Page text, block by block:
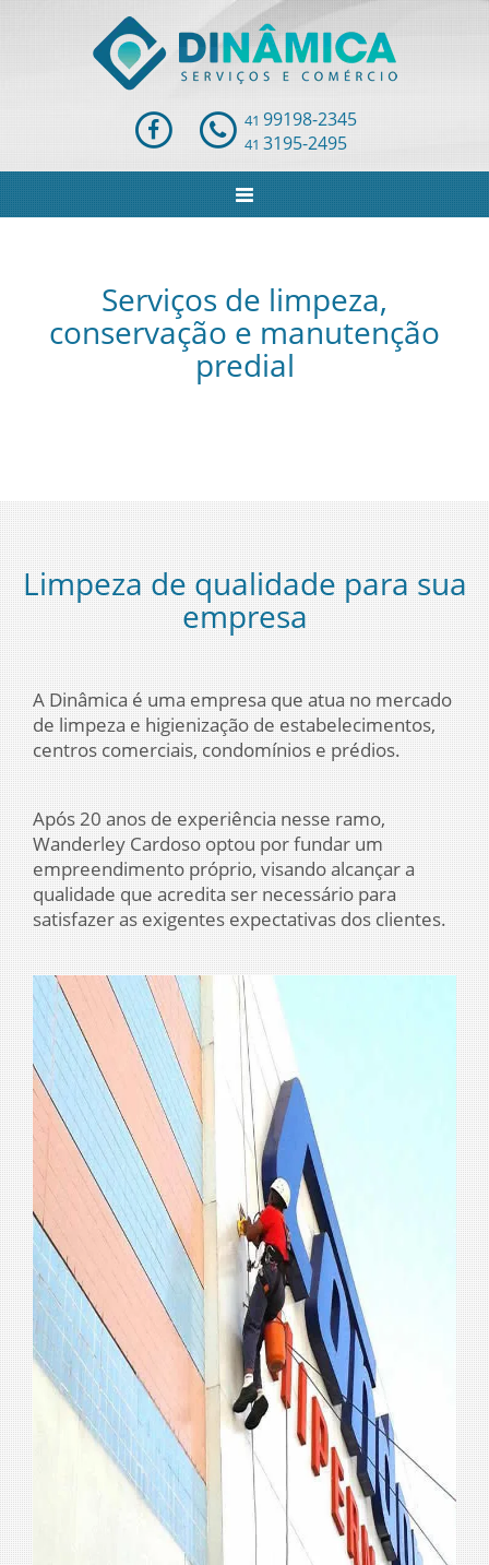
41 99198-2345
41 3195-2495
Serviços de limpeza,
conservação e manutenção
predial
Limpeza de qualidade para sua
empresa
A Dinâmica é uma empresa que atua no mercado
de limpeza e higienização de estabelecimentos,
centros comerciais, condomínios e prédios.
Após 20 anos de experiência nesse ramo,
Wanderley Cardoso optou por fundar um
empreendimento próprio, visando alcançar a
qualidade que acredita ser necessário para
satisfazer as exigentes expectativas dos clientes.